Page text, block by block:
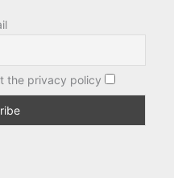
By continuing, you accept the privacy policy